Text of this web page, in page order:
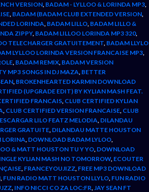
VERSION, BADAM - LYLLOO & LORINDA MP3,
, BADAM (BADAM CLUB EXTENDED VERSION,
LORINDA, BADAM LILLO, BADAM LILLO &
ZIPPY, BADAM LILLOO LORINDA MP3 320,
TELECHARGER GRATUITEMENT, BADAM LLYLO
LYLLOO LORINDA VERSION FRANCAISE MP3,
, BADAM REMIX, BADAM VERSION
MP3 SONGS IN DJ MAZA, BETTER
, BROKENHEARTED KARMIN DOWNLOAD
(UPGRADE EDIT) BY KYLIAN MASH FEAT.
FRANCAIS, CLUB CERTIFIED KYLIAN
, CLUB CERTIFIED VERSION FRANCAISE, CLUB
LILO FEATZ MELODIA, DILANDAU
GRATUITE, DILANDAU MATTE HOUSTON
LORINA, DOWNLOAD BADAM LYLOO,
& MATT HOUSTON TU Y YO, DOWNLOAD
KYLIAN MASH NO TOMORROW, ECOUTER
, FRANCEYOUJIZZ, FREE MP3 DOWNLOAD
, FUN RADIO MATT HOUSTON LLYLO, FUN RADIO
, INFO NICCI CO ZA LOC:FR,JAY SEAN FT